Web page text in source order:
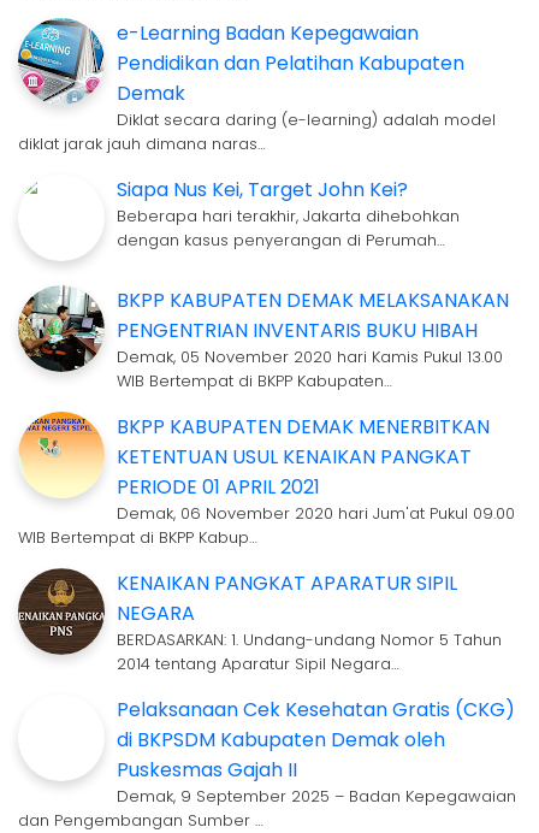
e-Learning Badan Kepegawaian
Pendidikan dan Pelatihan Kabupaten
Demak
Diklat secara daring (e-learning) adalah model
diklat jarak jauh dimana naras…
Siapa Nus Kei, Target John Kei?
Beberapa hari terakhir, Jakarta dihebohkan
dengan kasus penyerangan di Perumah…
BKPP KABUPATEN DEMAK MELAKSANAKAN
PENGENTRIAN INVENTARIS BUKU HIBAH
Demak, 05 November 2020 hari Kamis Pukul 13.00
WIB Bertempat di BKPP Kabupaten…
BKPP KABUPATEN DEMAK MENERBITKAN
KETENTUAN USUL KENAIKAN PANGKAT
PERIODE 01 APRIL 2021
Demak, 06 November 2020 hari Jum'at Pukul 09.00
WIB Bertempat di BKPP Kabup…
KENAIKAN PANGKAT APARATUR SIPIL
NEGARA
BERDASARKAN: 1. Undang-undang Nomor 5 Tahun
2014 tentang Aparatur Sipil Negara…
Pelaksanaan Cek Kesehatan Gratis (CKG)
di BKPSDM Kabupaten Demak oleh
Puskesmas Gajah II
Demak, 9 September 2025 – Badan Kepegawaian
dan Pengembangan Sumber …